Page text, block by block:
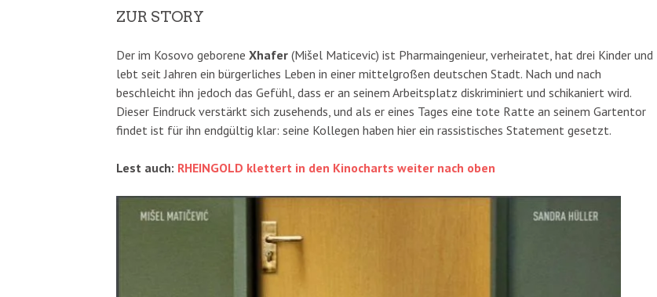
ZUR STORY
Der im Kosovo geborene Xhafer (Mišel Maticevic) ist Pharmaingenieur, verheiratet, hat drei Kinder und
lebt seit Jahren ein bürgerliches Leben in einer mittelgroßen deutschen Stadt. Nach und nach
beschleicht ihn jedoch das Gefühl, dass er an seinem Arbeitsplatz diskriminiert und schikaniert wird.
Dieser Eindruck verstärkt sich zusehends, und als er eines Tages eine tote Ratte an seinem Gartentor
findet ist für ihn endgültig klar: seine Kollegen haben hier ein rassistisches Statement gesetzt.
Lest auch: RHEINGOLD klettert in den Kinocharts weiter nach oben